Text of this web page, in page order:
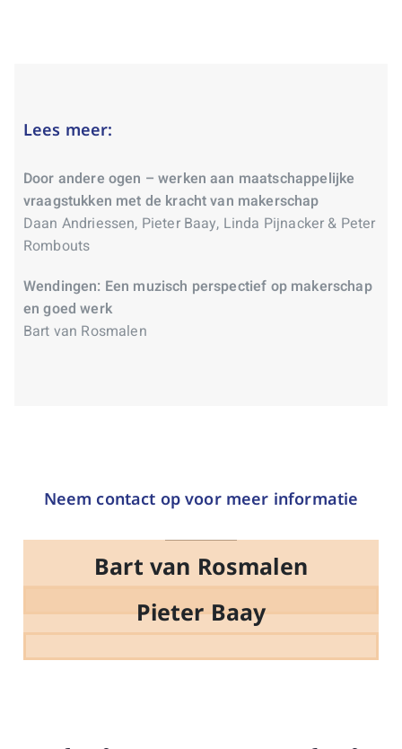
Lees meer:
Door andere ogen – werken aan maatschappelijke
vraagstukken met de kracht van makerschap
Daan Andriessen, Pieter Baay, Linda Pijnacker & Peter
Rombouts
Wendingen: Een muzisch perspectief op makerschap
en goed werk
Bart van Rosmalen
Neem contact op voor meer informatie
Bart van Rosmalen
Pieter Baay